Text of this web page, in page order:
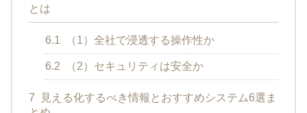
とは
6.1 （1）全社で浸透する操作性か
6.2 （2）セキュリティは安全か
7
見える化するべき情報とおすすめシステム6選ま